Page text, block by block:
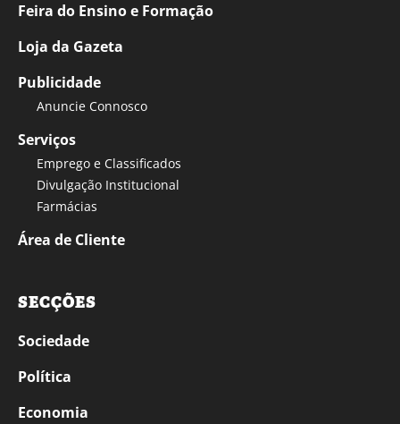
Feira do Ensino e Formação
Loja da Gazeta
Publicidade
Anuncie Connosco
Serviços
Emprego e Classificados
Divulgação Institucional
Farmácias
Área de Cliente
SECÇÕES
Sociedade
Política
Economia